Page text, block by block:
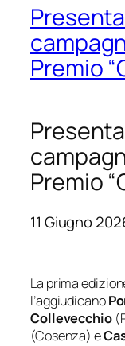
Premio
Premio
11 Giugno
La prima
l’aggiudicano
Collevecchio
(Cosenza) e